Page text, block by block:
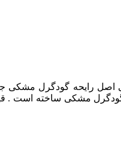
گودگرل مشکی
مشکی ساخته است .